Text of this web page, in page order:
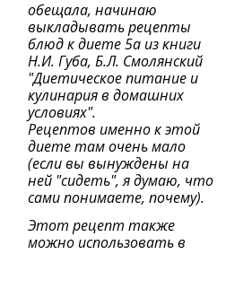
обещала, начинаю
выкладывать рецепты
блюд к диете 5а из книги
Н.И. Губа, Б.Л. Смолянский
"Диетическое питание и
кулинария в домашних
условиях".
Рецептов именно к этой
диете там очень мало
(если вы вынуждены на
ней "сидеть", я думаю, что
сами понимаете, почему).
Этот рецепт также
можно использовать в